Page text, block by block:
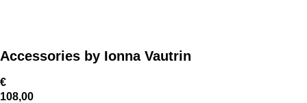
Accessories by Ionna Vautrin
€
108,00